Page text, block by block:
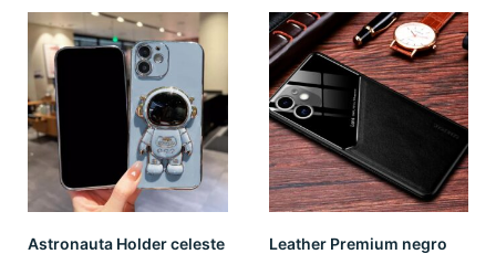
Astronauta Holder celeste Leather Premium negro